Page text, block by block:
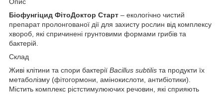
Опис
Біофунгіцид ФітоДоктор Старт – екологічно чистий
препарат пролонгованої дії для захисту рослин від комплексу
хвороб, які спричинені грунтовими формами грибів та
бактерій.
Склад
Живі клітини та спори бактерії Bacillus subtilis та продукти їх
метаболізму (фітогормони, амінокислоти, антибіотики).
Містить комплекс рістстимулюючих речовин, які сприяють